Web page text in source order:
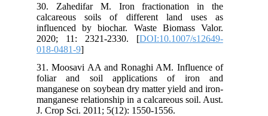
30. Zahedifar M. Iron fractionation in the
calcareous soils of different land uses as
influenced by biochar. Waste Biomass Valor.
2020; 11: 2321-2330. [DOI:10.1007/s12649-
018-0481-9
31. Moosavi AA and Ronaghi AM. Influence of
foliar and soil applications of iron and
manganese on soybean dry matter yield and iron-
manganese relationship in a calcareous soil. Aust.
J. Crop Sci. 2011; 5(12): 1550-1556.